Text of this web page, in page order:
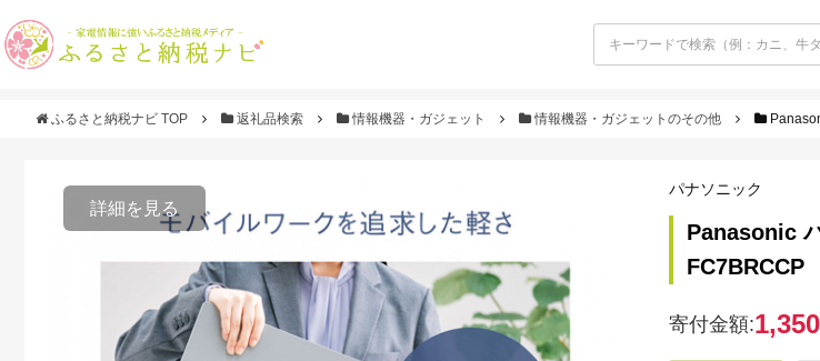
ふるさと納税ナビ TOP 返礼品検索 情報機器・ガジェット 情報機器・ガジェットのその他
詳細を見る
パナソニック
Panasonic
FC7BRCCP
寄付金額: